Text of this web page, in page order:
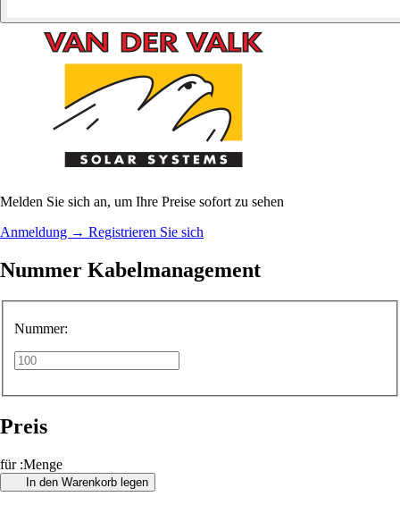
Melden Sie sich an, um Ihre Preise sofort zu sehen
Anmeldung → Registrieren Sie sich
Nummer Kabelmanagement
Nummer:
Preis
für :Menge
In den Warenkorb legen